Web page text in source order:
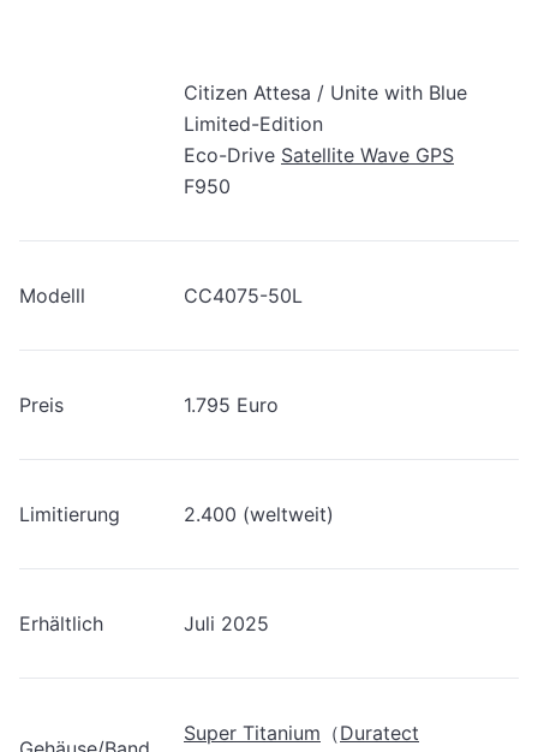
Citizen Attesa / Unite with Blue
Limited-Edition
Eco-Drive Satellite Wave GPS
F950
Modelll CC4075-50L
Preis 1.795 Euro
Limitierung 2.400 (weltweit)
Erhältlich Juli 2025
Super Titanium （Duratect